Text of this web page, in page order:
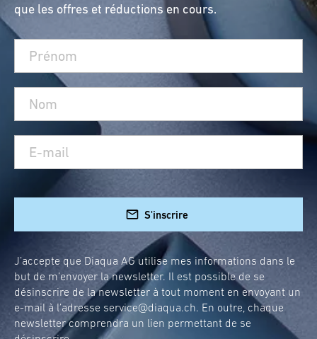
que les offres et réductions en cours.
S'inscrire
J’accepte que Diaqua AG utilise mes informations dans le
but de m’envoyer la newsletter. Il est possible de se
désinscrire de la newsletter à tout moment en envoyant un
e-mail à l’adresse service@diaqua.ch. En outre, chaque
newsletter comprendra un lien permettant de se